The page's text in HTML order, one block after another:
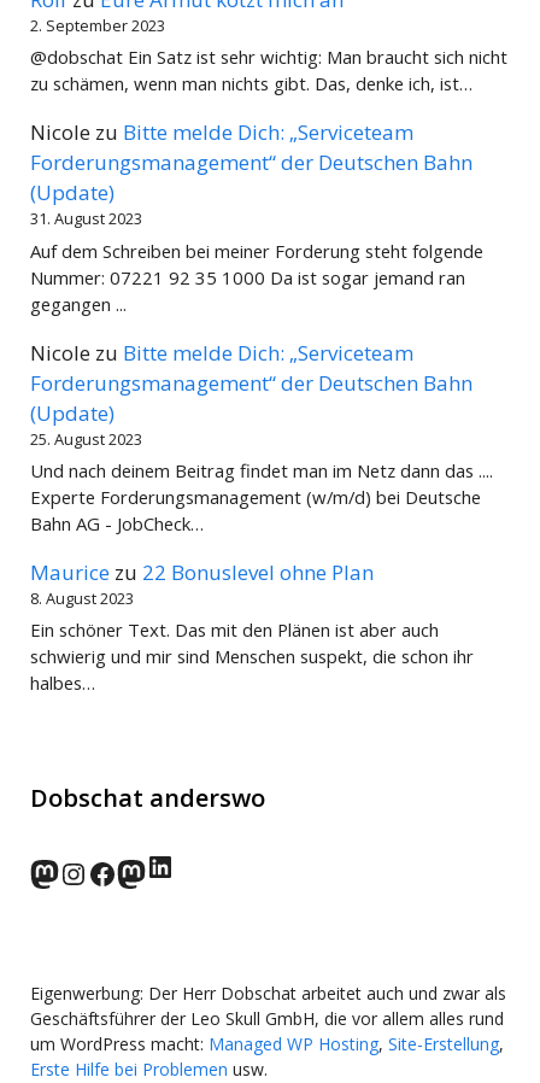
2. September 2023
@dobschat Ein Satz ist sehr wichtig: Man braucht sich nicht
zu schämen, wenn man nichts gibt. Das, denke ich, ist…
Nicole zu Bitte melde Dich: „Serviceteam
Forderungsmanagement“ der Deutschen Bahn
(Update)
31. August 2023
Auf dem Schreiben bei meiner Forderung steht folgende
Nummer: 07221 92 35 1000 Da ist sogar jemand ran
gegangen ...
Nicole zu Bitte melde Dich: „Serviceteam
Forderungsmanagement“ der Deutschen Bahn
(Update)
25. August 2023
Und nach deinem Beitrag findet man im Netz dann das ....
Experte Forderungsmanagement (w/m/d) bei Deutsche
Bahn AG - JobCheck…
Maurice zu 22 Bonuslevel ohne Plan
8. August 2023
Ein schöner Text. Das mit den Plänen ist aber auch
schwierig und mir sind Menschen suspekt, die schon ihr
halbes…
Dobschat anderswo
norden.social
Instagram
Facebook
wp-punks.social
LinkedIn
Eigenwerbung: Der Herr Dobschat arbeitet auch und zwar als
Geschäftsführer der Leo Skull GmbH, die vor allem alles rund
um WordPress macht: Managed WP Hosting, Site-Erstellung,
Erste Hilfe bei Problemen usw.